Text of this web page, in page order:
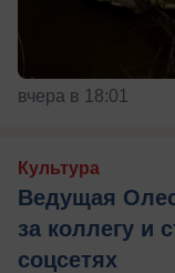
вчера в 18:01
Культура
Ведущая
за коллегу и
соцсетях